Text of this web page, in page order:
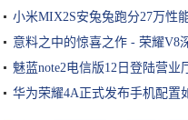
小米MIX2S安兔兔跑分27万性
意料之中的惊喜之作 - 荣耀V8
魅蓝note2电信版12日登陆营业
华为荣耀4A正式发布手机配置